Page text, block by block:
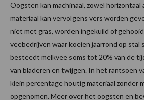
Oogsten kan machinaal, zowel horizontaal
materiaal kan vervolgens vers worden
niet met gras, worden ingekuild of
veebedrijven waar koeien jaarrond op stal
besteedt melkvee soms tot 20% van de
van bladeren en twijgen. In het rantsoen
klein percentage houtig materiaal zonder
opgenomen. Meer over het oogsten en